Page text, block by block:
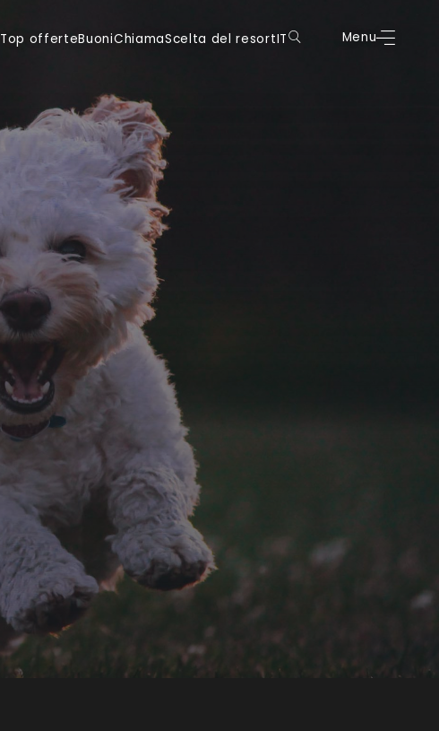
Top offerteBuoniChiamaScelta del resortIT Menu